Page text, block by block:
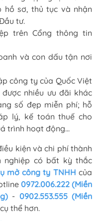
hồ sơ, thủ tục và nhận
tư.
trên Cổng thông tin
và con dấu tận nơi
công ty của Quốc Việt
nhiều ưu đãi khác
số đẹp miễn phí; hỗ
lý, kế toán thuế cho
trình hoạt động...
kiện và chi phí thành
nghiệp có bất kỳ thắc
mở công ty TNHH của
0972.006.222 (Miền
- 0902.553.555 (Miền
thể hơn.